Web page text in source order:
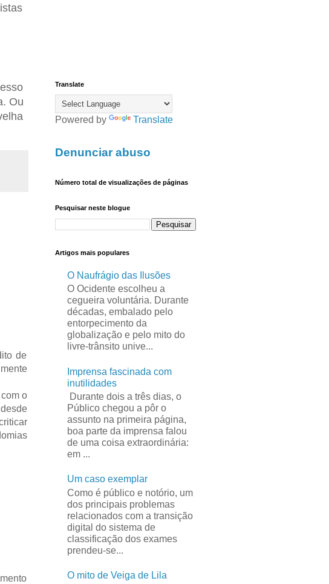
Ou
de
o
Translate
Powered by Translate
Denunciar abuso
Número total de visualizações de páginas
Pesquisar neste blogue
Artigos mais populares
O Naufrágio das Ilusões
O Ocidente escolheu a
cegueira voluntária. Durante
décadas, embalado pelo
entorpecimento da
globalização e pelo mito do
livre-trânsito unive...
Imprensa fascinada com
inutilidades
Durante dois a três dias, o
Público chegou a pôr o
assunto na primeira página,
boa parte da imprensa falou
de uma coisa extraordinária:
em ...
Um caso exemplar
Como é público e notório, um
dos principais problemas
relacionados com a transição
digital do sistema de
classificação dos exames
prendeu-se...
O mito de Veiga de Lila